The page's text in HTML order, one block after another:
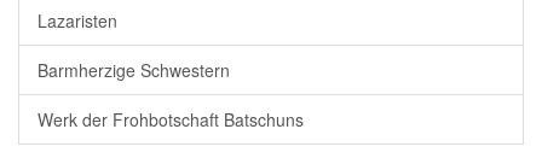
Lazaristen
Barmherzige Schwestern
Werk der Frohbotschaft Batschuns